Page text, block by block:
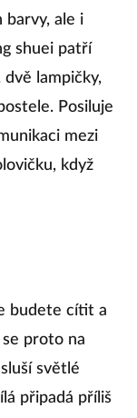
barvy, ale i
shuei patří
lampičky,
Posiluje
mezi
když
budete cítit a
proto na
světlé
připadá příliš